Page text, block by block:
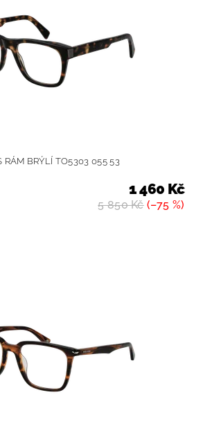
RÁM BRÝLÍ TO5303 055 53
5 850 Kč(–75 %)
1 460 Kč